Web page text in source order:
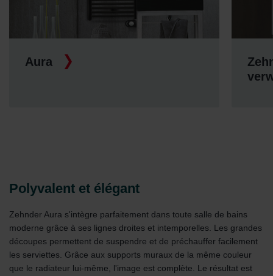
Aura
Polyvalent et élégant
Zehnder Aura s'intègre parfaitement dans toute salle de bains
moderne grâce à ses lignes droites et intemporelles. Les grandes
découpes permettent de suspendre et de préchauffer facilement
les serviettes. Grâce aux supports muraux de la même couleur
que le radiateur lui-même, l'image est complète. Le résultat est